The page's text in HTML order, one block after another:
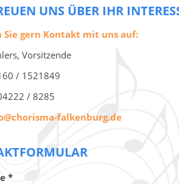
UNS ÜBER IHR
Sie gern Kontakt mit uns auf:
Vorsitzende
/ 1521849
/ 8285
falkenburg.de
*